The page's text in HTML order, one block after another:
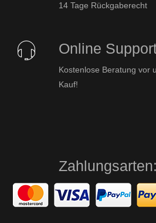
14 Tage Rückgaberecht
Online
Kostenlose Beratung vor
Kauf!
Zahlungsarten: